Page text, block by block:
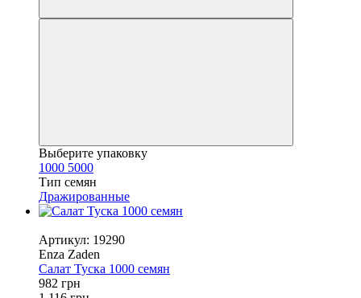
Выберите упаковку
1000 5000
Тип семян
Дражированные
Артикул: 19290
Enza Zaden
Салат Туска 1000 семян
982 грн